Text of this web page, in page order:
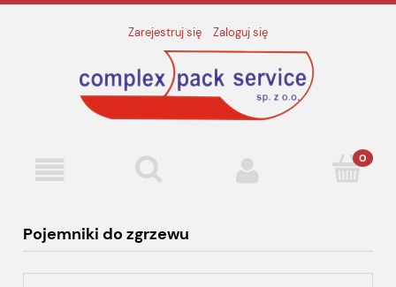
Zarejestruj się Zaloguj się
Pojemniki do zgrzewu